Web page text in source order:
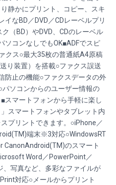
静かにプリント、コピー、スキ
なBD／DVD／CDレーベルプリ
（BD）やDVD、CDのレーベル
ソコンなしでもOK■ADFでスピ
クス○最大35枚の普通紙A4原稿
り装置）を搭載○ファクス誤送
防止の機能○ファクスデータの外
ソコンからのユーザー情報の
スマートフォンから手軽に楽し
スマートフォンやタブレット内
プリントできます。○iPhone／
端末※3対応○WindowsRT
CanonAndroid(TM)のスマート
Word／PowerPoint／
、写真など、多彩なファイルが
対応○メールからプリント